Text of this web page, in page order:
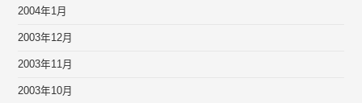
2004年1月
2003年12月
2003年11月
2003年10月